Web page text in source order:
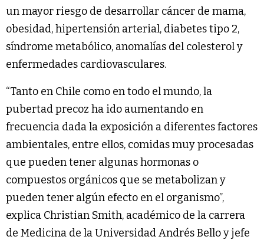
un mayor riesgo de desarrollar cáncer de mama,
obesidad, hipertensión arterial, diabetes tipo 2,
síndrome metabólico, anomalías del colesterol y
enfermedades cardiovasculares.
“Tanto en Chile como en todo el mundo, la
pubertad precoz ha ido aumentando en
frecuencia dada la exposición a diferentes factores
ambientales, entre ellos, comidas muy procesadas
que pueden tener algunas hormonas o
compuestos orgánicos que se metabolizan y
pueden tener algún efecto en el organismo”,
explica Christian Smith, académico de la carrera
de Medicina de la Universidad Andrés Bello y jefe